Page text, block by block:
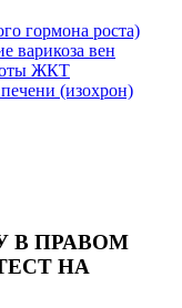
гормона роста)
варикоза вен
ЖКТ
(изохрон)
В ПРАВОМ
НА